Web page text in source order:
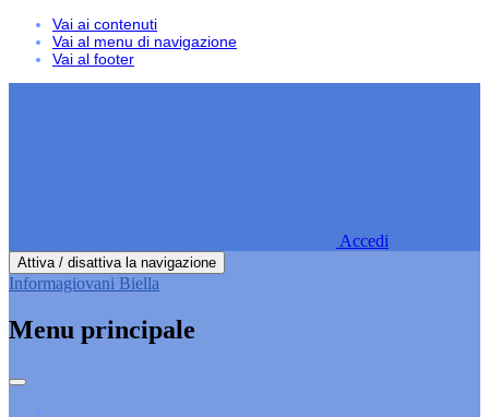
Vai ai contenuti
Vai al menu di navigazione
Vai al footer
Accedi
Attiva / disattiva la navigazione
Informagiovani Biella
Menu principale